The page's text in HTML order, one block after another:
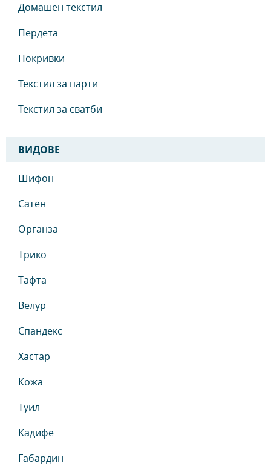
Домашен текстил
Пердета
Покривки
Текстил за парти
Текстил за сватби
ВИДОВЕ
Шифон
Сатен
Органза
Трико
Тафта
Велур
Спандекс
Хастар
Кожа
Туил
Кадифе
Габардин